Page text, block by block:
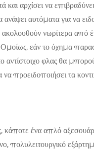
και αρχίσει να
αυτόματα για να
νωρίτερα από
εάν το όχημα
αντίστοιχο φλας θα
να προειδοποιήσει τα
ένα απλό αξεσουάρ,
πολυλειτουργικό